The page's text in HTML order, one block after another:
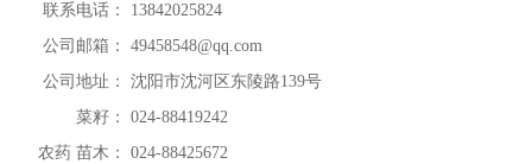
联系电话：
13842025824
公司邮箱：
49458548@qq.com
公司地址：
沈阳市沈河区东陵路139号
菜籽：
024-88419242
农药 苗木：
024-88425672